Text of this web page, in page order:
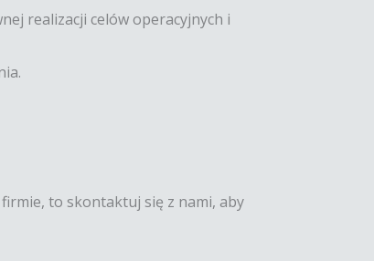
realizacji celów operacyjnych i
to skontaktuj się z nami, aby